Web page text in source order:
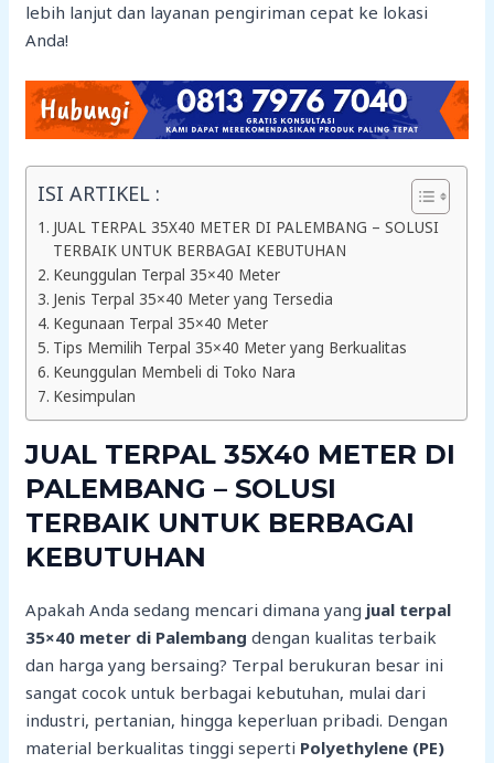
lebih lanjut dan layanan pengiriman cepat ke lokasi
Anda!
ISI ARTIKEL :
JUAL TERPAL 35X40 METER DI PALEMBANG – SOLUSI
TERBAIK UNTUK BERBAGAI KEBUTUHAN
Keunggulan Terpal 35×40 Meter
Jenis Terpal 35×40 Meter yang Tersedia
Kegunaan Terpal 35×40 Meter
Tips Memilih Terpal 35×40 Meter yang Berkualitas
Keunggulan Membeli di Toko Nara
Kesimpulan
JUAL TERPAL 35X40 METER DI
PALEMBANG – SOLUSI
TERBAIK UNTUK BERBAGAI
KEBUTUHAN
Apakah Anda sedang mencari dimana yang jual terpal
35×40 meter di Palembang dengan kualitas terbaik
dan harga yang bersaing? Terpal berukuran besar ini
sangat cocok untuk berbagai kebutuhan, mulai dari
industri, pertanian, hingga keperluan pribadi. Dengan
material berkualitas tinggi seperti Polyethylene (PE)